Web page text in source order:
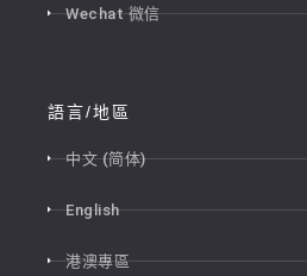
Wechat 微信
語言/地區
中文 (简体)
English
港澳專區